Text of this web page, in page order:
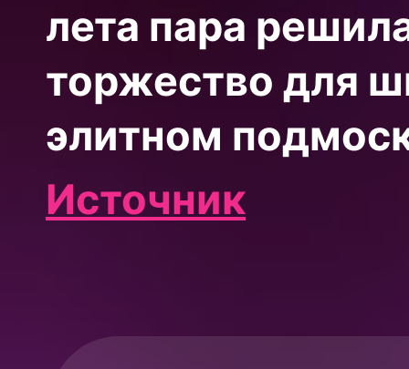
лета пара
торжество для
элитном
Источник